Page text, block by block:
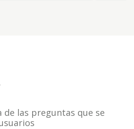
de las preguntas que se